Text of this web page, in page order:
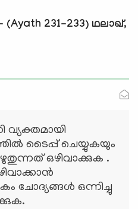
231-233) ഥലാഖ്,
വ്യക്തമായി
ടൈപ്പ് ചെയ്യുകയും
ഒഴിവാക്കുക .
ചോദ്യങ്ങള്‍ ഒന്നിച്ചു